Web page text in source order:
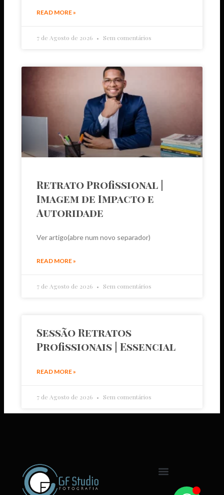
READ MORE »
7 de Agosto de 2026 Sem comentários
Retrato Profissional |
Imagem de Impacto e
Autoridade
Ver artigo(abre num novo separador)
READ MORE »
7 de Agosto de 2026 Sem comentários
Sessão Retratos
Profissionais | Essencial
READ MORE »
7 de Agosto de 2026 Sem comentários